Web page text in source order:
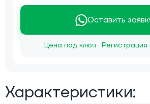
Оставить
Цена под ключ ·
Характеристики: